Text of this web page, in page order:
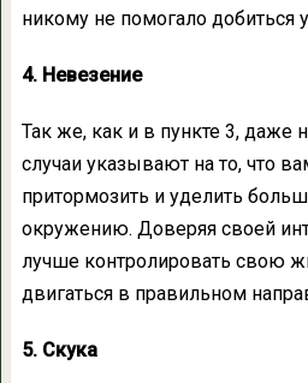
никому не помогало добиться
4. Невезение
Так же, как и в пункте 3, даже
случаи указывают на то, что
притормозить и уделить
окружению. Доверяя своей
лучше контролировать свою
двигаться в правильном
5. Скука